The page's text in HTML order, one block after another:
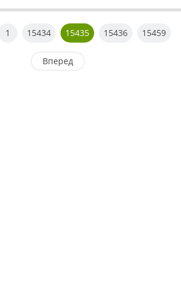
1 15434 15435 15436 15459
Вперед